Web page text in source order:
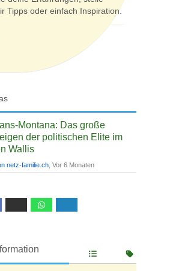
Tipps oder einfach Inspiration.
Montana: Das große
der politischen Elite im
Wallis
netz-familie.ch, Vor 6 Monaten